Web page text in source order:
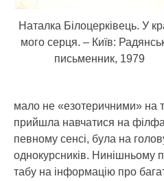
Наталка Білоцерківець. У
мого серця. – Київ:
письменник, 1979
мало не «езотеричними» на
прийшла навчатися на
певному сенсі, була на
однокурсників. Нинішньому
табу на інформацію про